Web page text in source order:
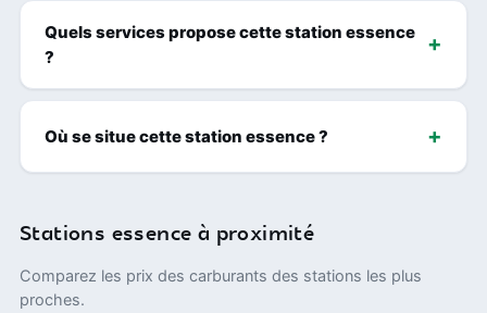
Quels services propose cette station essence
?
Où se situe cette station essence ?
Stations essence à proximité
Comparez les prix des carburants des stations les plus
proches.